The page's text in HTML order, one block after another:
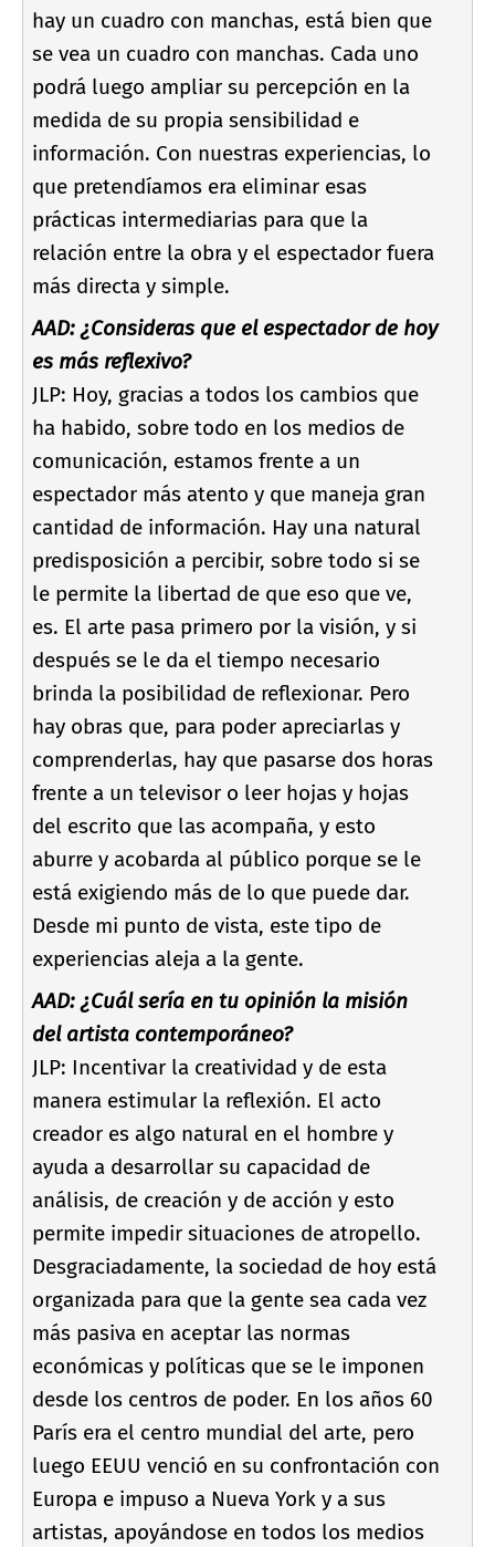
hay un cuadro con manchas, está bien que
se vea un cuadro con manchas. Cada uno
podrá luego ampliar su percepción en la
medida de su propia sensibilidad e
información. Con nuestras experiencias, lo
que pretendí­amos era eliminar esas
prácticas intermediarias para que la
relación entre la obra y el espectador fuera
más directa y simple.
AAD: ¿Consideras que el espectador de hoy
es más reflexivo?
JLP: Hoy, gracias a todos los cambios que
ha habido, sobre todo en los medios de
comunicación, estamos frente a un
espectador más atento y que maneja gran
cantidad de información. Hay una natural
predisposición a percibir, sobre todo si se
le permite la libertad de que eso que ve,
es. El arte pasa primero por la visión, y si
después se le da el tiempo necesario
brinda la posibilidad de reflexionar. Pero
hay obras que, para poder apreciarlas y
comprenderlas, hay que pasarse dos horas
frente a un televisor o leer hojas y hojas
del escrito que las acompaña, y esto
aburre y acobarda al público porque se le
está exigiendo más de lo que puede dar.
Desde mi punto de vista, este tipo de
experiencias aleja a la gente.
AAD: ¿Cuál serí­a en tu opinión la misión
del artista contemporáneo?
JLP: Incentivar la creatividad y de esta
manera estimular la reflexión. El acto
creador es algo natural en el hombre y
ayuda a desarrollar su capacidad de
análisis, de creación y de acción y esto
permite impedir situaciones de atropello.
Desgraciadamente, la sociedad de hoy está
organizada para que la gente sea cada vez
más pasiva en aceptar las normas
económicas y polí­ticas que se le imponen
desde los centros de poder. En los años 60
Parí­s era el centro mundial del arte, pero
luego EEUU venció en su confrontación con
Europa e impuso a Nueva York y a sus
artistas, apoyándose en todos los medios